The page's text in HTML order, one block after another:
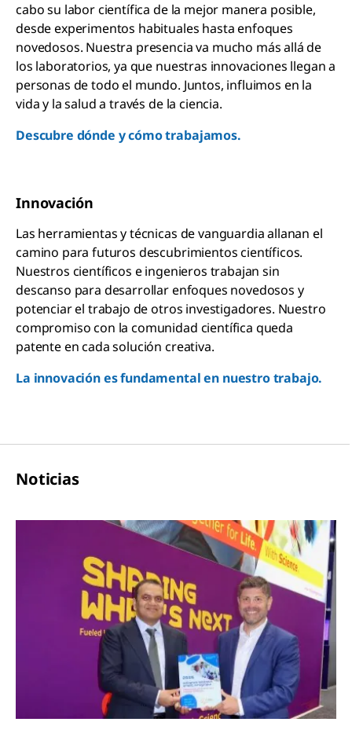
cabo su labor científica de la mejor manera posible,
desde experimentos habituales hasta enfoques
novedosos. Nuestra presencia va mucho más allá de
los laboratorios, ya que nuestras innovaciones llegan a
personas de todo el mundo. Juntos, influimos en la
vida y la salud a través de la ciencia.
Descubre dónde y cómo trabajamos.
Innovación
Las herramientas y técnicas de vanguardia allanan el
camino para futuros descubrimientos científicos.
Nuestros científicos e ingenieros trabajan sin
descanso para desarrollar enfoques novedosos y
potenciar el trabajo de otros investigadores. Nuestro
compromiso con la comunidad científica queda
patente en cada solución creativa.
La innovación es fundamental en nuestro trabajo.
Noticias